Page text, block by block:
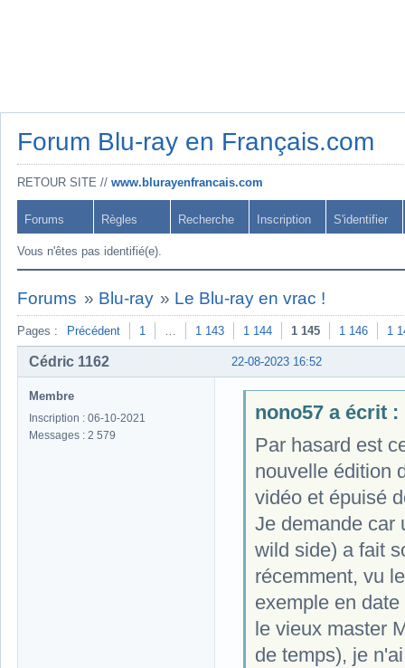
Forum Blu-ray en Français.com
RETOUR SITE // www.blurayenfrancais.com
Forums Règles Recherche Inscription S'identifier
Vous n'êtes pas identifié(e).
Forums » Blu-ray » Le Blu-ray en vrac !
Pages : Précédent 1 … 1 143 1 144 1 145 1 146 1
22-08-2023 16:52
Cédric 1162
Membre
Inscription : 06-10-2021
Messages : 2 579
nono57 a écrit :
Par hasard est
nouvelle édition
vidéo et épuisé
Je demande car
wild side) a fait
récemment, vu
exemple en
le vieux master
de temps), je